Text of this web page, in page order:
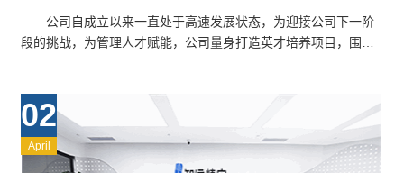
公司自成立以来一直处于高速发展状态，为迎接公司下一阶
段的挑战，为管理人才赋能，公司量身打造英才培养项目，围绕
02
April